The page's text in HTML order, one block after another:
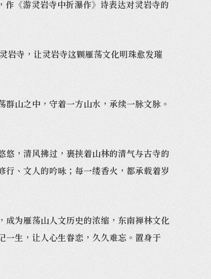
《游灵岩寺中折瀑作》诗表达对灵岩寺的
寺，让灵岩寺这颗雁荡文化明珠愈发璀
山之中，守着一方山水，承续一脉文脉。
，清风拂过，裹挟着山林的清气与古寺的
、文人的吟咏；每一缕香火，都承载着岁
为雁荡山人文历史的浓缩，东南禅林文化
一生，让人心生眷恋，久久难忘。置身于